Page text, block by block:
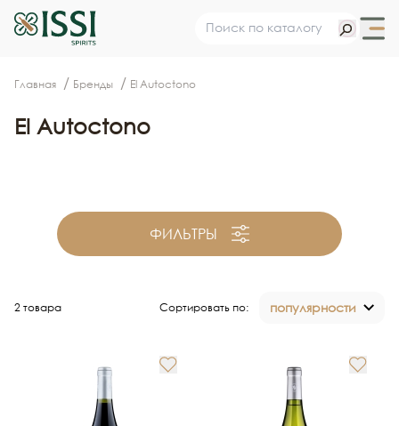
Главная Бренды El Autoctono
El Autoctono
ФИЛЬТРЫ
2 товара Сортировать по: популярности